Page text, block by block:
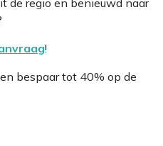
!
bespaar tot 40% op de